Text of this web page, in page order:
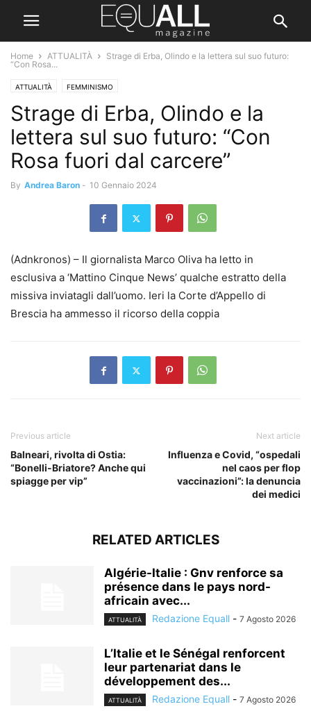
Home ATTUALITÀ
Strage di Erba, Olindo e la lettera sul suo futuro:
“Con Rosa...
ATTUALITÀ FEMMINISMO
Strage di Erba, Olindo e la
lettera sul suo futuro: “Con
Rosa fuori dal carcere”
By Andrea Baron - 10 Gennaio 2024
(Adnkronos) – Il giornalista Marco Oliva ha letto in
esclusiva a ‘Mattino Cinque News’ qualche estratto della
missiva inviatagli dall’uomo. Ieri la Corte d’Appello di
Brescia ha ammesso il ricorso della coppia
Previous article
Balneari, rivolta di Ostia:
“Bonelli-Briatore? Anche qui
spiagge per vip”
Next article
Influenza e Covid, “ospedali
nel caos per flop
vaccinazioni”: la denuncia
dei medici
RELATED ARTICLES
Algérie-Italie : Gnv renforce sa
présence dans le pays nord-
africain avec...
ATTUALITÀ Redazione Equall - 7 Agosto 2026
L’Italie et le Sénégal renforcent
leur partenariat dans le
développement des...
ATTUALITÀ Redazione Equall - 7 Agosto 2026